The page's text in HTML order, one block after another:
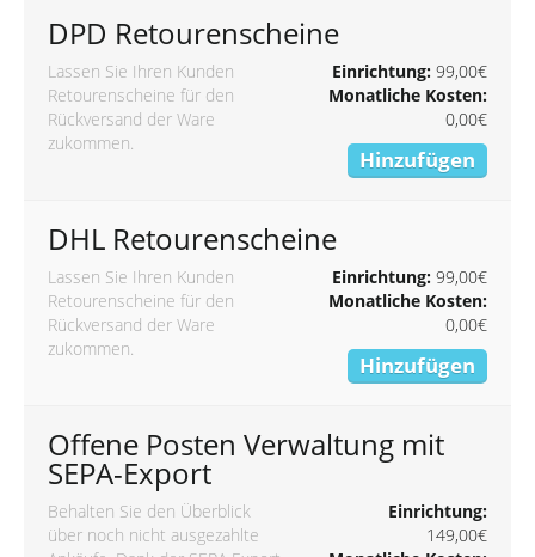
DPD Retourenscheine
Lassen Sie Ihren Kunden
Retourenscheine für den
Rückversand der Ware
zukommen.
Einrichtung:99,00€
Monatliche Kosten:
0,00€
Hinzufügen
DHL Retourenscheine
Lassen Sie Ihren Kunden
Retourenscheine für den
Rückversand der Ware
zukommen.
Einrichtung:99,00€
Monatliche Kosten:
0,00€
Hinzufügen
Offene Posten Verwaltung mit
SEPA-Export
Behalten Sie den Überblick
über noch nicht ausgezahlte
Einrichtung:
149,00€